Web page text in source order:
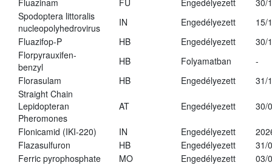
Fluazinam
FU Engedélyezett
30/
Spodoptera littoralis
nucleopolyhedrovirus
IN Engedélyezett
15/
Fluazifop-P
HB Engedélyezett
30/
Florpyrauxifen-
benzyl
HB Folyamatban
-
Florasulam
HB Engedélyezett
31/
Straight Chain
Lepidopteran
Pheromones
AT Engedélyezett 30/
Flonicamid (IKI-220) IN Engedélyezett
Flazasulfuron
HB Engedélyezett
31/
Ferric pyrophosphate
MO Engedélyezett
03/